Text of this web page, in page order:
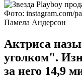
Фото: instagram.com/
Памела Андерсон
Актриса
уголком".
за него 14,9